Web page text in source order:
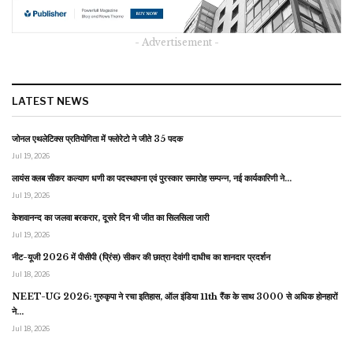
- Advertisement -
LATEST NEWS
जोनल एथलेटिक्स प्रतियोगिता में फ्लोरेटो ने जीते 35 पदक
Jul 19, 2026
लायंस क्लब सीकर कल्याण धणी का पदस्थापना एवं पुरस्कार समारोह सम्पन्न, नई कार्यकारिणी ने…
Jul 19, 2026
केशवानन्द का जलवा बरकरार, दूसरे दिन भी जीत का सिलसिला जारी
Jul 19, 2026
नीट-यूजी 2026 में पीसीपी (प्रिंस) सीकर की छात्रा देवांगी दाधीच का शानदार प्रदर्शन
Jul 18, 2026
NEET-UG 2026: गुरुकृपा ने रचा इतिहास, ऑल इंडिया 11th रैंक के साथ 3000 से अधिक होनहारों
ने…
Jul 18, 2026